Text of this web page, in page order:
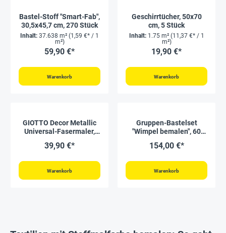
Bastel-Stoff "Smart-Fab",
30,5x45,7 cm, 270 Stück
Inhalt: 37.638 m² (1,59 €* / 1
m²)
59,90 €*
Warenkorb
Geschirrtücher, 50x70
cm, 5 Stück
Inhalt: 1.75 m² (11,37 €* / 1
m²)
19,90 €*
Warenkorb
GIOTTO Decor Metallic
Universal-Fasermaler,
39,90 €*
Warenkorb
Gruppen-Bastelset
"Wimpel bemalen", 60
154,00 €*
Warenkorb